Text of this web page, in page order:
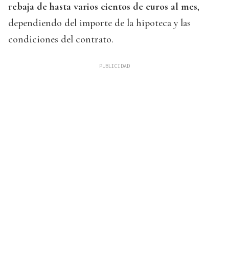
rebaja de hasta varios cientos de euros al mes,
dependiendo del importe de la hipoteca y las
condiciones del contrato.